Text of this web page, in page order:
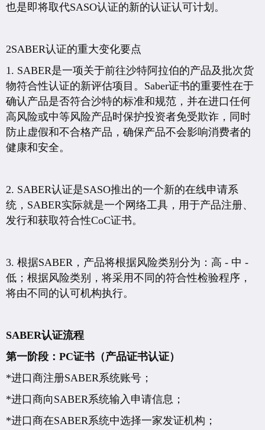
也是即将取代SASO认证的新的认证认可计划。
2SABER认证的重大变化要点
1. SABER是一项关于前往沙特阿拉伯的产品及批次货
物符合性认证的新评估项目。Saber证书的重要性在于
确认产品是否符合沙特的标准和规范，并在进口任何
高风险或中等风险产品时保护投资者免受欺诈，同时
防止虚假和不合格产品，确保产品不会影响消费者的
健康和安全。
2. SABER认证是SASO推出的一个新的在线申请系
统，SABER实际就是一个网络工具，用于产品注册、
发行和获取符合性CoC证书。
3. 根据SABER，产品将根据风险类别分为：高 - 中 -
低；根据风险类别，将采用不同的符合性检验程序，
将由不同的认可机构执行。
SABER认证流程
第一阶段：PC证书（产品证书认证）
*进口商注册SABER系统账号；
*进口商向SABER系统输入申请信息；
*进口商在SABER系统中选择一家发证机构；